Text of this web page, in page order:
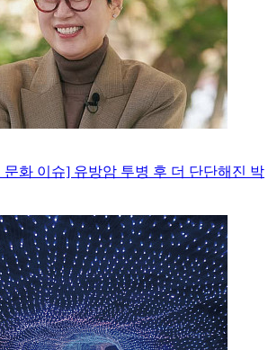
문화 이슈] 유방암 투병 후 더 단단해진 박